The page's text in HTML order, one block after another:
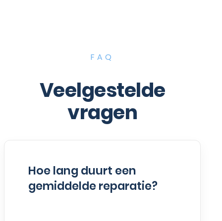
FAQ
Veelgestelde
vragen
Hoe lang duurt een
gemiddelde reparatie?